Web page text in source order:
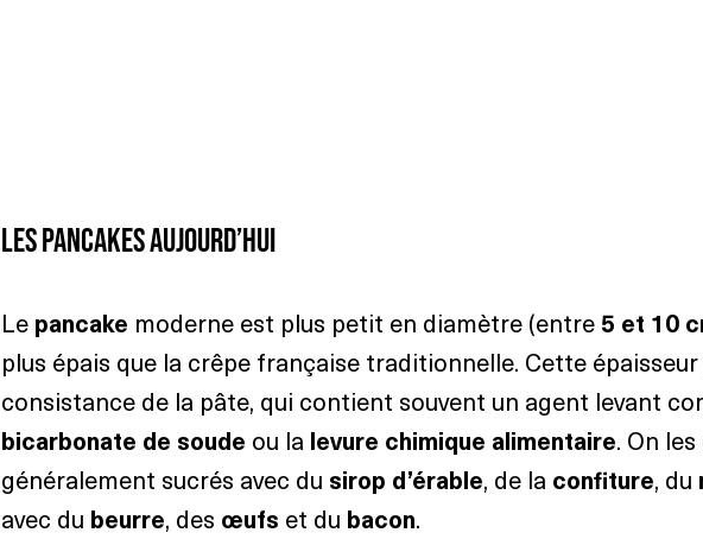
Les pancakes aujourd’hui
Le pancake moderne est plus petit en diamètre (entre 5 et 10
plus épais que la crêpe française traditionnelle. Cette
consistance de la pâte, qui contient souvent un agent levant
bicarbonate de soude ou la levure chimique alimentaire. On
généralement sucrés avec du sirop d’érable, de la confiture, du
avec du beurre, des œufs et du bacon.